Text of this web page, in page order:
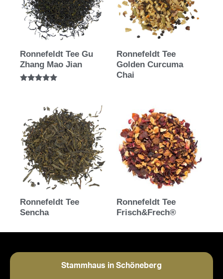
Ronnefeldt Tee Gu
Zhang Mao Jian
Ronnefeldt Tee
Golden Curcuma
Chai
Ronnefeldt Tee
Sencha
Ronnefeldt Tee
Frisch&Frech®
Stammhaus in Schöneberg